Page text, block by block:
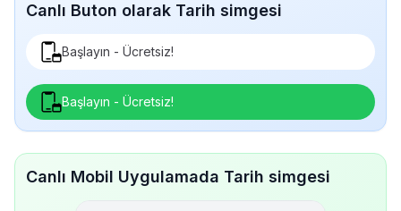
Canlı Buton olarak Tarih simgesi
Başlayın - Ücretsiz!
Başlayın - Ücretsiz!
Canlı Mobil Uygulamada Tarih simgesi